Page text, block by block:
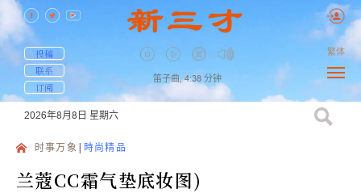
投稿
联系
订阅
笛子曲, 4:38 分钟
繁体
2026年8月8日 星期六
时事万象 時尚精品
兰蔻CC霜气垫底妆图)